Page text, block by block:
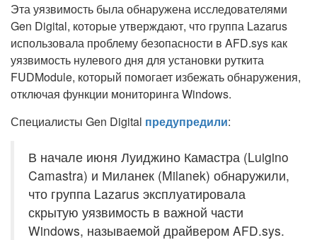
Эта уязвимость была обнаружена исследователями
Gen Digital, которые утверждают, что группа Lazarus
использовала проблему безопасности в AFD.sys как
уязвимость нулевого дня для установки руткита
FUDModule, который помогает избежать обнаружения,
отключая функции мониторинга Windows.
Специалисты Gen Digital предупредили:
В начале июня Луиджино Камастра (Luigino
Camastra) и Миланек (Milanek) обнаружили,
что группа Lazarus эксплуатировала
скрытую уязвимость в важной части
Windows, называемой драйвером AFD.sys.